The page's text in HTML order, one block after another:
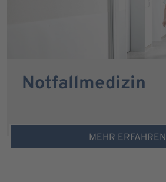
Notfallmedizin
MEHR ERFAHREN